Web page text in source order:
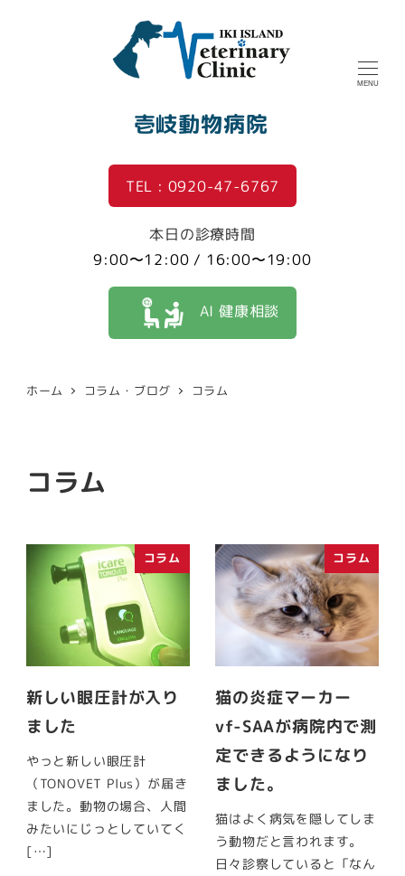
壱岐動物病院
MENU
TEL : 0920-47-6767
本日の診療時間
9:00〜12:00 / 16:00〜19:00
AI 健康相談
ホーム コラム・ブログ コラム
コラム
コラム
新しい眼圧計が入り
ました
やっと新しい眼圧計
（TONOVET Plus）が届き
ました。動物の場合、人間
みたいにじっとしていてく
[…]
コラム
猫の炎症マーカー
vf-SAAが病院内で測
定できるようになり
ました。
猫はよく病気を隠してしま
う動物だと言われます。
日々診察していると「なん